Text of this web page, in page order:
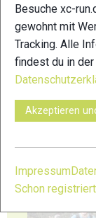
23
Besuche xc-
gewohnt mit
Tracking. Alle
findest du in der
Akzeptieren
Impressum
Schon